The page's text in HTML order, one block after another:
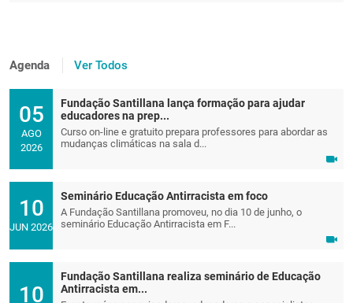
Agenda Ver Todos
05
AGO
2026
Fundação Santillana lança formação para ajudar
educadores na prep...
Curso on-line e gratuito prepara professores para abordar as
mudanças climáticas na sala d...
10
JUN 2026
Seminário Educação Antirracista em foco
A Fundação Santillana promoveu, no dia 10 de junho, o
seminário Educação Antirracista em F...
10
Fundação Santillana realiza seminário de Educação
Antirracista em...